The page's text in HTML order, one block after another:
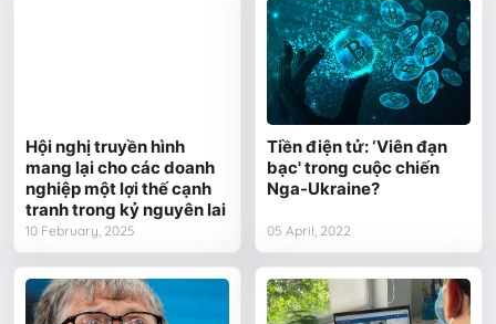
Hội nghị truyền hình
mang lại cho các doanh
nghiệp một lợi thế cạnh
tranh trong kỷ nguyên lai
10 February, 2025
Tiền điện tử: ‘Viên đạn
bạc' trong cuộc chiến
Nga-Ukraine?
05 April, 2022